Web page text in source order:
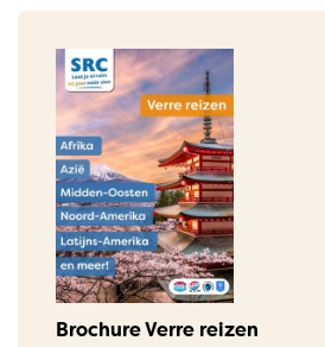
Brochure Verre reizen